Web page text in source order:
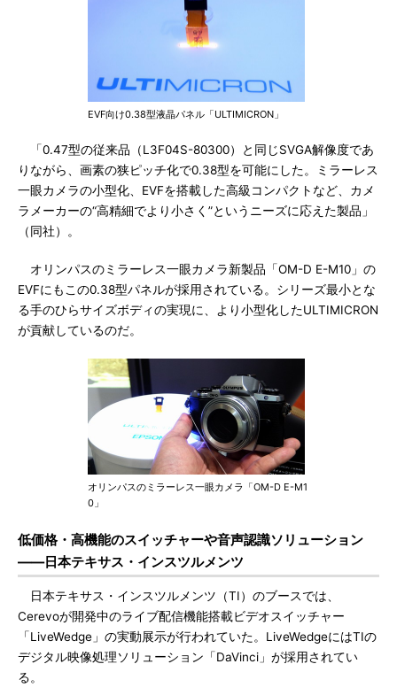
EVF向け0.38型液晶パネル「ULTIMICRON」
「0.47型の従来品（L3F04S-80300）と同じSVGA解像度であ
りながら、画素の狭ピッチ化で0.38型を可能にした。ミラーレス
一眼カメラの小型化、EVFを搭載した高級コンパクトなど、カメ
ラメーカーの“高精細でより小さく”というニーズに応えた製品」
（同社）。
オリンパスのミラーレス一眼カメラ新製品「OM-D E-M10」の
EVFにもこの0.38型パネルが採用されている。シリーズ最小とな
る手のひらサイズボディの実現に、より小型化したULTIMICRON
が貢献しているのだ。
オリンパスのミラーレス一眼カメラ「OM-D E-M1
0」
低価格・高機能のスイッチャーや音声認識ソリューション
――日本テキサス・インスツルメンツ
日本テキサス・インスツルメンツ（TI）のブースでは、
Cerevoが開発中のライブ配信機能搭載ビデオスイッチャー
「LiveWedge」の実動展示が行われていた。LiveWedgeにはTIの
デジタル映像処理ソリューション「DaVinci」が採用されてい
る。